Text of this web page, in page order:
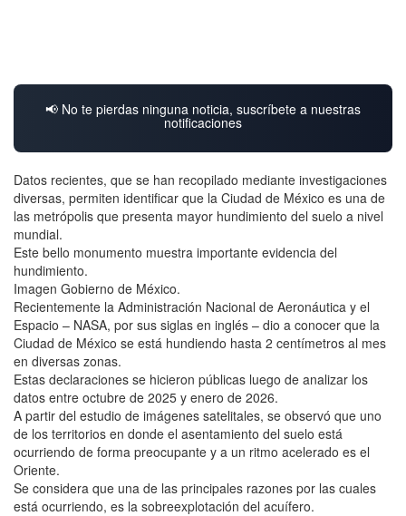
📢 No te pierdas ninguna noticia, suscríbete a nuestras
notificaciones
Datos recientes, que se han recopilado mediante investigaciones
diversas, permiten identificar que la Ciudad de México es una de
las metrópolis que presenta mayor hundimiento del suelo a nivel
mundial.
Este bello monumento muestra importante evidencia del
hundimiento.
Imagen Gobierno de México.
Recientemente la Administración Nacional de Aeronáutica y el
Espacio – NASA, por sus siglas en inglés – dio a conocer que la
Ciudad de México se está hundiendo hasta 2 centímetros al mes
en diversas zonas.
Estas declaraciones se hicieron públicas luego de analizar los
datos entre octubre de 2025 y enero de 2026.
A partir del estudio de imágenes satelitales, se observó que uno
de los territorios en donde el asentamiento del suelo está
ocurriendo de forma preocupante y a un ritmo acelerado es el
Oriente.
Se considera que una de las principales razones por las cuales
está ocurriendo, es la sobreexplotación del acuífero.